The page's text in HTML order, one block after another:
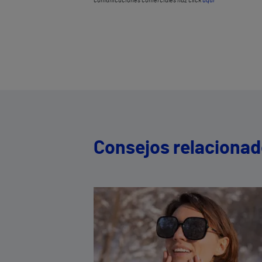
Consejos